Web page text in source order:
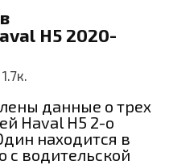
H5 2020-
1.7к.
данные о трех
Haval H5 2-о
находится в
с водительской